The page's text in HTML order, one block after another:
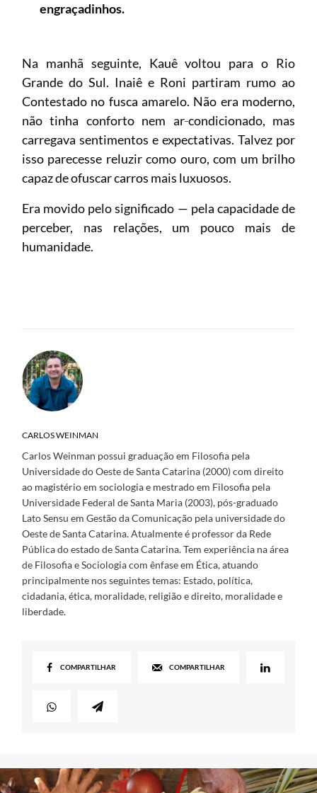
engraçadinhos.
Na manhã seguinte, Kauê voltou para o Rio
Grande do Sul. Inaiê e Roni partiram rumo ao
Contestado no fusca amarelo. Não era moderno,
não tinha conforto nem ar‑condicionado, mas
carregava sentimentos e expectativas. Talvez por
isso parecesse reluzir como ouro, com um brilho
capaz de ofuscar carros mais luxuosos.
Era movido pelo significado — pela capacidade de
perceber, nas relações, um pouco mais de
humanidade.
CARLOS WEINMAN
Carlos Weinman possui graduação em Filosofia pela
Universidade do Oeste de Santa Catarina (2000) com direito
ao magistério em sociologia e mestrado em Filosofia pela
Universidade Federal de Santa Maria (2003), pós-graduado
Lato Sensu em Gestão da Comunicação pela universidade do
Oeste de Santa Catarina. Atualmente é professor da Rede
Pública do estado de Santa Catarina. Tem experiência na área
de Filosofia e Sociologia com ênfase em Ética, atuando
principalmente nos seguintes temas: Estado, política,
cidadania, ética, moralidade, religião e direito, moralidade e
liberdade.
COMPARTILHAR COMPARTILHAR